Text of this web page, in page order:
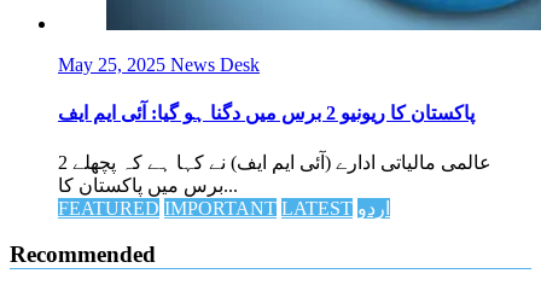
May 25, 2025 News Desk
پاکستان کا ریونیو 2 برس میں دگنا ہو گیا: آئی ایم ایف
عالمی مالیاتی ادارے (آئی ایم ایف) نے کہا ہے کہ پچھلے 2
برس میں پاکستان کا...
FEATURED IMPORTANT LATEST اردو
Recommended